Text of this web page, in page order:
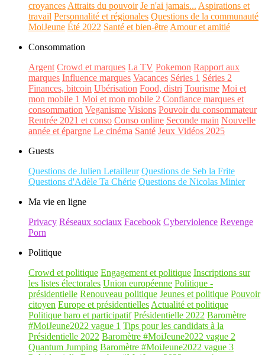
croyances Attraits du pouvoir Je n'ai jamais... Aspirations et
travail Personnalité et régionales Questions de la communauté
MoiJeune Été 2022 Santé et bien-être Amour et amitié
Consommation
Argent Crowd et marques La TV Pokemon Rapport aux
marques Influence marques Vacances Séries 1 Séries 2
Finances, bitcoin Ubérisation Food, distri Tourisme Moi et
mon mobile 1 Moi et mon mobile 2 Confiance marques et
consommation Veganisme Visions Pouvoir du consommateur
Rentrée 2021 et conso Conso online Seconde main Nouvelle
année et épargne Le cinéma Santé Jeux Vidéos 2025
Guests
Questions de Julien Letailleur Questions de Seb la Frite
Questions d'Adèle Ta Chérie Questions de Nicolas Minier
Ma vie en ligne
Privacy Réseaux sociaux Facebook Cyberviolence Revenge
Porn
Politique
Crowd et politique Engagement et politique Inscriptions sur
les listes électorales Union européenne Politique -
présidentielle Renouveau politique Jeunes et politique Pouvoir
citoyen Europe et présidentielles Actualité et politique
Politique baro et participatif Présidentielle 2022 Baromètre
#MoiJeune2022 vague 1 Tips pour les candidats à la
Présidentielle 2022 Baromètre #MoiJeune2022 vague 2
Quantum Jumping Baromètre #MoiJeune2022 vague 3